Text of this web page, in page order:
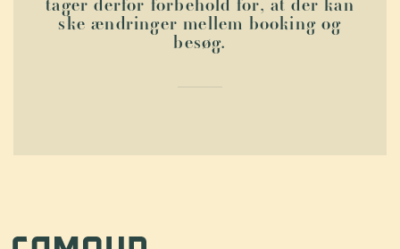
ske ændringer mellem booking og
besøg.